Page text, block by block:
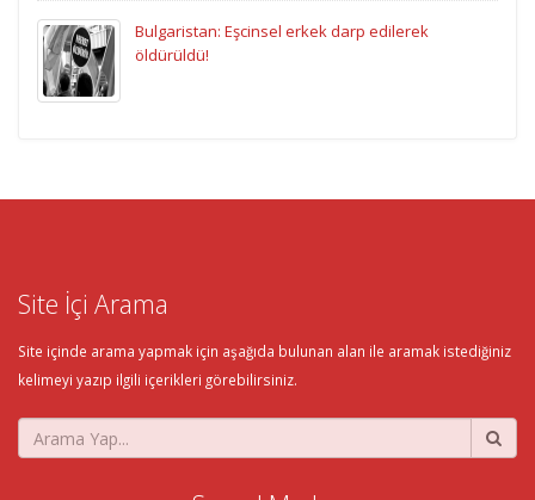
Bulgaristan: Eşcinsel erkek darp edilerek
öldürüldü!
Site İçi Arama
Site içinde arama yapmak için aşağıda bulunan alan ile aramak istediğiniz
kelimeyi yazıp ilgili içerikleri görebilirsiniz.